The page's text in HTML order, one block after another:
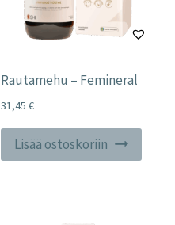
Rautamehu – Femineral
31,45 €
Lisää ostoskoriin